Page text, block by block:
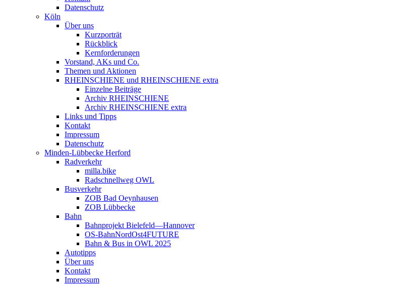
Datenschutz
Köln
Über uns
Kurzporträt
Rückblick
Kernforderungen
Vorstand, AKs und Co.
Themen und Aktionen
RHEINSCHIENE und RHEINSCHIENE extra
Einzelne Beiträge
Archiv RHEINSCHIENE
Archiv RHEINSCHIENE extra
Links und Tipps
Kontakt
Impressum
Datenschutz
Minden-Lübbecke Herford
Radverkehr
milla.bike
Radschnellweg OWL
Busverkehr
ZOB Bad Oeynhausen
ZOB Lübbecke
Bahn
Bahnprojekt Bielefeld—Hannover
OS-BahnNordOst4FUTURE
Bahn & Bus in OWL 2025
Autotipps
Über uns
Kontakt
Impressum